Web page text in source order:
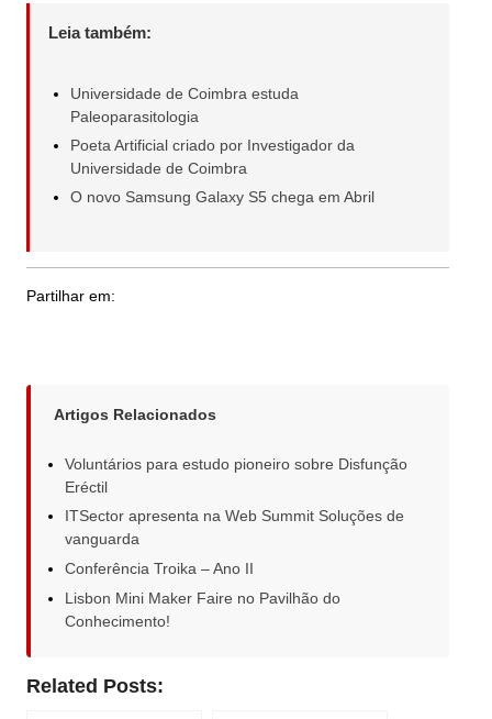
Leia também:
Universidade de Coimbra estuda
Paleoparasitologia
Poeta Artificial criado por Investigador da
Universidade de Coimbra
O novo Samsung Galaxy S5 chega em Abril
Partilhar em:
Artigos Relacionados
Voluntários para estudo pioneiro sobre Disfunção
Eréctil
ITSector apresenta na Web Summit Soluções de
vanguarda
Conferência Troika – Ano II
Lisbon Mini Maker Faire no Pavilhão do
Conhecimento!
Related Posts: